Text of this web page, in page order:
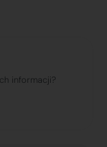
informacji?